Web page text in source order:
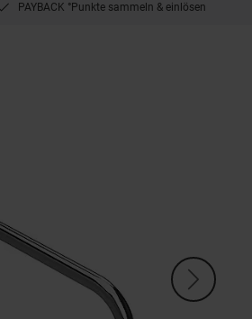
PAYBACK °Punkte sammeln & einlösen